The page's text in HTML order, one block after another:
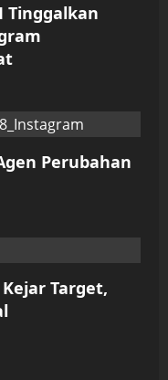
Tinggalkan
Perubahan
Target,